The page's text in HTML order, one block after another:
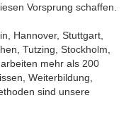
Vorsprung schaffen.
Hannover, Stuttgart,
Tutzing, Stockholm,
mehr als 200
Weiterbildung,
sind unsere